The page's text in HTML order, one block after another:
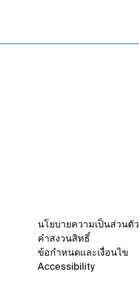
นโยบายความเป็นส่วนตัว
คำสงวนสิทธิ์
ข้อกำหนดและเงื่อนไข
Accessibility